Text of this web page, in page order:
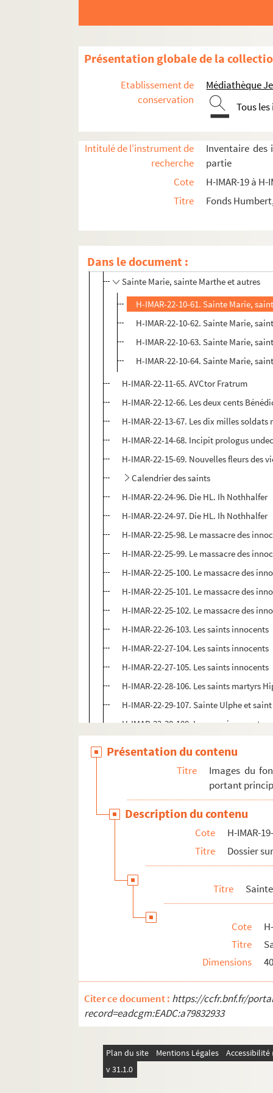
Présentation globale de la
Etablissement de
conservation
Médiathèque
Tous
Intitulé de l'instrument de
recherche
Inventaire des
partie
Cote
H-IMAR-19 à H-
Titre
Fonds
Dans le document :
Saint Jude
Saint Marc
Saint Mathieu
H-IMAR-22-1-1. Grand tableau
Rois Mages
Pomey - Saint Goar d'Arneke
Les saints martyrs Greogory et
Les saints martyrs
Quadraginta
Sainte Marie, sainte Marthe et autres
H-IMAR-22-10-61. Sainte Marie,
H-IMAR-22-10-62. Sainte Marie,
H-IMAR-22-10-63. Sainte Marie,
H-IMAR-22-10-64. Sainte Marie,
H-IMAR-22-11-65. AVCtor Fratrum
H-IMAR-22-12-66. Les deux cents
H-IMAR-22-13-67. Les dix milles soldats
H-IMAR-22-14-68. Incipit prologus
H-IMAR-22-15-69. Nouvelles fleurs des
Calendrier des saints
H-IMAR-22-24-96. Die HL. Ih Nothhalfer
H-IMAR-22-24-97. Die HL. Ih Nothhalfer
H-IMAR-22-25-98. Le massacre des
H-IMAR-22-25-99. Le massacre des
H-IMAR-22-25-100. Le massacre des
H-IMAR-22-25-101. Le massacre des
H-IMAR-22-25-102. Le massacre des
H-IMAR-22-26-103. Les saints innocents
H-IMAR-22-27-104. Les saints innocents
H-IMAR-22-27-105. Les saints innocents
H-IMAR-22-28-106. Les saints martyrs
H-IMAR-22-29-107. Sainte Ulphe et
H-IMAR-22-30-108. Les premiers
H-IMAR-22-33-111. Les martyrs en Perse
H-IMAR-22-34-112. La tête de saint
H-IMAR-22-35-113. Les saints moines
H-IMAR-22-36-114. La légion fulminante
H-IMAR-22-37-115. Martyre de
H-IMAR-22-38-116. Saint Quatuor
H-IMAR-22-38-117. Saint Quatuor
H-IMAR-22-39-118. Les dix-neuf
H-IMAR-22-40-119. Les dix soldats
H-IMAR-22-41-120. Saint Donalove,
H-IMAR-22-42-121. Saint Donalove,
H-IMAR-22-44-128. Oraison aux
H-IMAR-22-45-129. Saints Jean et Paul,
H-IMAR-22-46-130. Sainte Hildegarde,
Sainte Cécile… Saint Fides, saint
Présentation du contenu
Titre
Images du
portant
Description du contenu
Cote
H-IMAR-
Titre
Dossier
Titre
Cote
Titre
Dimensions
Citer ce document : https://ccfr.bnf.fr/
record=eadcgm:EADC:a79832933
Plan du site Mentions Légales
v 31.1.0